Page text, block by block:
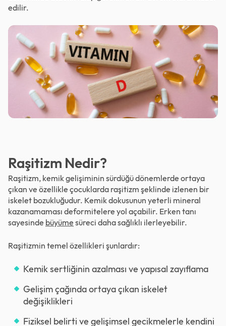
edilir.
Raşitizm Nedir?
Raşitizm, kemik gelişiminin sürdüğü dönemlerde ortaya
çıkan ve özellikle çocuklarda raşitizm şeklinde izlenen bir
iskelet bozukluğudur. Kemik dokusunun yeterli mineral
kazanamaması deformitelere yol açabilir. Erken tanı
sayesinde büyüme süreci daha sağlıklı ilerleyebilir.
Raşitizmin temel özellikleri şunlardır:
Kemik sertliğinin azalması ve yapısal zayıflama
Gelişim çağında ortaya çıkan iskelet
değişiklikleri
Fiziksel belirti ve gelişimsel gecikmelerle kendini